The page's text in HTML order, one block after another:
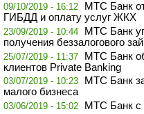
09/10/2019 - 16:12
МТС Банк
ГИБДД и оплату услуг ЖКХ
23/09/2019 - 10:44
МТС Банк
получения беззалогового
25/07/2019 - 11:37
МТС Банк
клиентов Private Banking
03/07/2019 - 10:23
МТС Банк
малого бизнеса
03/06/2019 - 15:02 МТС Банк с